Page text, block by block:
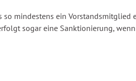
mindestens ein Vorstandsmitglied
sogar eine Sanktionierung,